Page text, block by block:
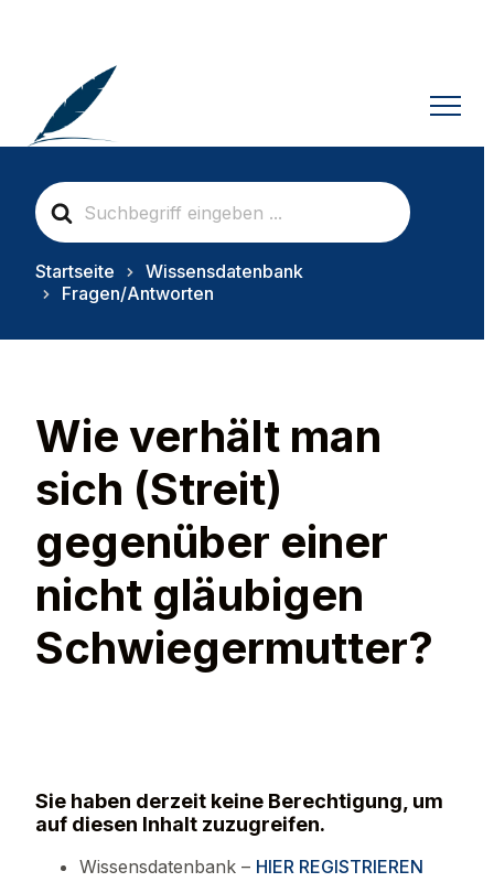
S
e
a
c
o
Startseite
Wissensdatenbank
Fragen/Antworten
Wie verhält man
sich (Streit)
gegenüber einer
nicht gläubigen
Schwiegermutter?
Sie haben derzeit keine Berechtigung, um
auf diesen Inhalt zuzugreifen.
Wissensdatenbank – HIER REGISTRIEREN